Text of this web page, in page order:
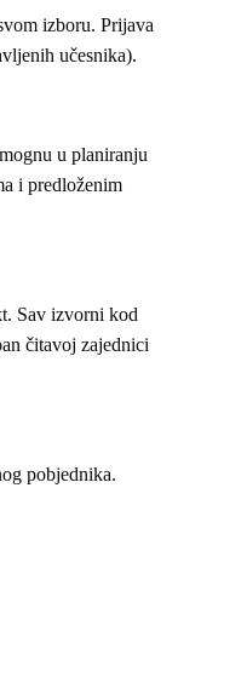
izboru. Prijava
učesnika).
u planiranju
i predloženim
Sav izvorni kod
čitavoj zajednici
pobjednika.